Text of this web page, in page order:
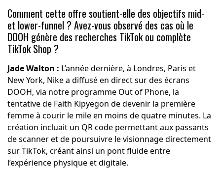
Comment cette offre soutient-elle des objectifs mid-
et lower-funnel ? Avez-vous observé des cas où le
DOOH génère des recherches TikTok ou complète
TikTok Shop ?
Jade Walton : L’année dernière, à Londres, Paris et
New York, Nike a diffusé en direct sur des écrans
DOOH, via notre programme Out of Phone, la
tentative de Faith Kipyegon de devenir la première
femme à courir le mile en moins de quatre minutes. La
création incluait un QR code permettant aux passants
de scanner et de poursuivre le visionnage directement
sur TikTok, créant ainsi un pont fluide entre
l’expérience physique et digitale.